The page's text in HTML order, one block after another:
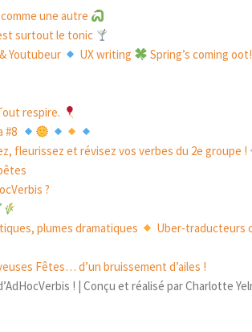
une autre
surtout le tonic
Youtubeur UX writing
Spring’s coming oot!
respire.
#8
fleurissez et révisez vos verbes du 2e groupe !
?
plumes dramatiques
Uber-traducteurs
Fêtes… d’un bruissement d’ailes !
! | Conçu et réalisé par Charlotte